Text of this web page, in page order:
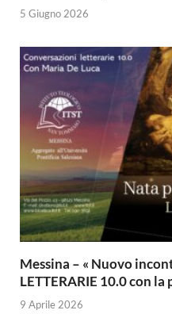
5 Giugno 2026
Messina – « Nuovo
LETTERARIE 10.0 con
9 Aprile 2026